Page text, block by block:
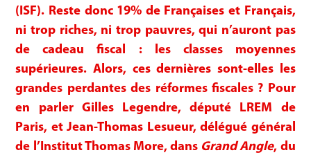
(ISF). Reste donc 19% de Françaises et Français,
ni trop riches, ni trop pauvres, qui n’auront pas
de cadeau fiscal : les classes moyennes
supérieures. Alors, ces dernières sont-elles les
grandes perdantes des réformes fiscales ? Pour
en parler Gilles Legendre, député LREM de
Paris, et Jean-Thomas Lesueur, délégué général
de l’Institut Thomas More, dans Grand Angle, du